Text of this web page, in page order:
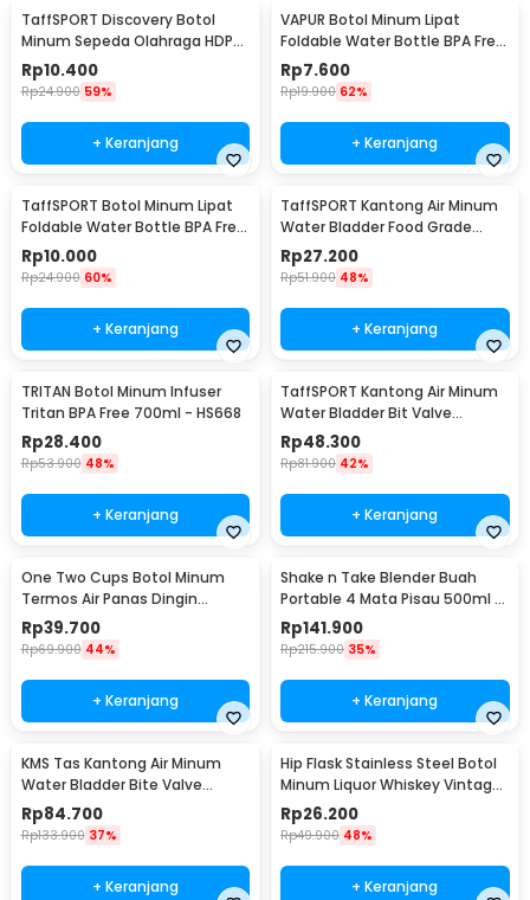
TaffSPORT Discovery Botol
Minum Sepeda Olahraga HDPE
Dust Cover 650ml - 3026
Rp10.400
Rp24.900 59%
+ Keranjang
VAPUR Botol Minum Lipat
Foldable Water Bottle BPA Free
Karabiner 500ml - V5
Rp7.600
Rp19.900 62%
+ Keranjang
TaffSPORT Botol Minum Lipat
Foldable Water Bottle BPA Free
700ml - S29
Rp10.000
Rp24.900 60%
+ Keranjang
TaffSPORT Kantong Air Minum
Water Bladder Food Grade
Hydration Bag 2L - SD16
Rp27.200
Rp51.900 48%
+ Keranjang
TRITAN Botol Minum Infuser
Tritan BPA Free 700ml - HS668
Rp28.400
Rp53.900 48%
+ Keranjang
TaffSPORT Kantong Air Minum
Water Bladder Bit Valve
Hydration Bag 2L - SD16
Rp48.300
Rp81.900 42%
+ Keranjang
One Two Cups Botol Minum
Termos Air Panas Dingin
Stainless Steel 260ml -
AQW575
Rp39.700
Rp69.900 44%
+ Keranjang
Shake n Take Blender Buah
Portable 4 Mata Pisau 500ml -
VT-04
Rp141.900
Rp215.900 35%
+ Keranjang
KMS Tas Kantong Air Minum
Water Bladder Bite Valve
Hydration Bag 3L - BL018
Rp84.700
Rp133.900 37%
+ Keranjang
Hip Flask Stainless Steel Botol
Minum Liquor Whiskey Vintage
7oz Jack Daniel - H-7
Rp26.200
Rp49.900 48%
+ Keranjang